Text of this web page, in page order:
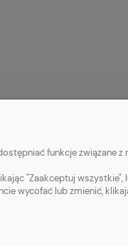
Twoje
Ulubione
funkcje związane
"Zaakceptuj
wycofać lub zmienić,